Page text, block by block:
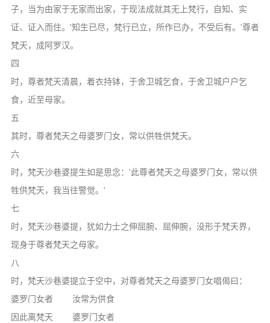
子，当为由家于无家而出家，于现法成就其无上梵行，自知、实
证、证入而住。'知生已尽，梵行已立，所作已办，不受后有。'尊者
梵天，成阿罗汉。
四
时，尊者梵天清晨，着衣持钵，于舍卫城乞食，于舍卫城户户乞
食，近至母家。
五
其时，尊者梵天之母婆罗门女，常以供牲供梵天。
六
时，梵天沙巷婆提生如是思念：'此尊者梵天之母婆罗门女，常以供
牲供梵天，我当往警觉。'
七
时，梵天沙巷婆提，犹如力士之伸屈腕、屈伸腕，没形于梵天界，
现身于尊者梵天之母家。
八
时，梵天沙巷婆提立于空中，对尊者梵天之母婆罗门女唱偈曰：
婆罗门女者 汝常为供食
因此离梵天 婆罗门女者